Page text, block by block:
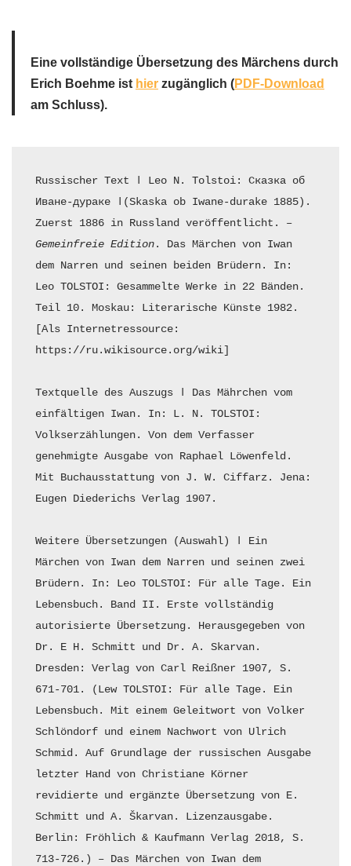
Eine vollständige Übersetzung des Märchens durch
Erich Boehme ist hier zugänglich (PDF-Download
am Schluss).
Russischer Text ǀ Leo N. Tolstoi: Сказка об
Иване-дураке ǀ(Skaska ob Iwane-durake 1885).
Gemeinfreie Edition. Das Märchen von Iwan
dem Narren und seinen beiden Brüdern. In:
Leo TOLSTOI: Gesammelte Werke in 22 Bänden.
Teil 10. Moskau: Literarische Künste 1982.
[Als Internetressource:
https://ru.wikisource.org/wiki]
Textquelle des Auszugs ǀ Das Mährchen vom
einfältigen Iwan. In: L. N. TOLSTOI:
Volkserzählungen. Von dem Verfasser
genehmigte Ausgabe von Raphael Löwenfeld.
Mit Buchausstattung von J. W. Ciffarz. Jena:
Eugen Diederichs Verlag 1907.
Weitere Übersetzungen (Auswahl) ǀ Ein
Märchen von Iwan dem Narren und seinen zwei
Brüdern. In: Leo TOLSTOI: Für alle Tage. Ein
Lebensbuch. Band II. Erste vollständig
autorisierte Übersetzung. Herausgegeben von
Dr. E H. Schmitt und Dr. A. Skarvan.
Dresden: Verlag von Carl Reißner 1907, S.
671-701. (Lew TOLSTOI: Für alle Tage. Ein
Lebensbuch. Mit einem Geleitwort von Volker
Schlöndorf und einem Nachwort von Ulrich
Schmid. Auf Grundlage der russischen Ausgabe
letzter Hand von Christiane Körner
revidierte und ergänzte Übersetzung von E.
Schmitt und A. Škarvan. Lizenzausgabe.
Berlin: Fröhlich & Kaufmann Verlag 2018, S.
713-726.) – Das Märchen von Iwan dem